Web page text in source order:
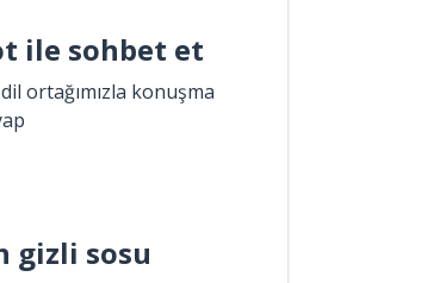
ile sohbet et
ortağımızla konuşma
gizli sosu